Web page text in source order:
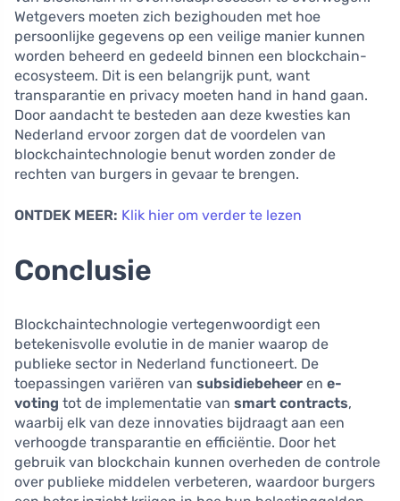
Wetgevers moeten zich bezighouden met hoe
persoonlijke gegevens op een veilige manier kunnen
worden beheerd en gedeeld binnen een blockchain-
ecosysteem. Dit is een belangrijk punt, want
transparantie en privacy moeten hand in hand gaan.
Door aandacht te besteden aan deze kwesties kan
Nederland ervoor zorgen dat de voordelen van
blockchaintechnologie benut worden zonder de
rechten van burgers in gevaar te brengen.
ONTDEK MEER: Klik hier om verder te lezen
Conclusie
Blockchaintechnologie vertegenwoordigt een
betekenisvolle evolutie in de manier waarop de
publieke sector in Nederland functioneert. De
toepassingen variëren van subsidiebeheer en e-
voting tot de implementatie van smart contracts,
waarbij elk van deze innovaties bijdraagt aan een
verhoogde transparantie en efficiëntie. Door het
gebruik van blockchain kunnen overheden de controle
over publieke middelen verbeteren, waardoor burgers